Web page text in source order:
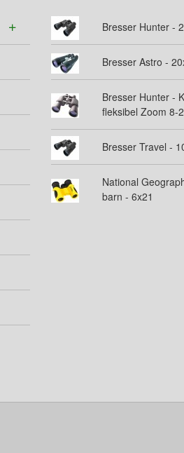
Bresser Hunter -
Bresser Astro -
Bresser Hunter -
fleksibel Zoom 8-
Bresser Travel -
National
barn - 6x21